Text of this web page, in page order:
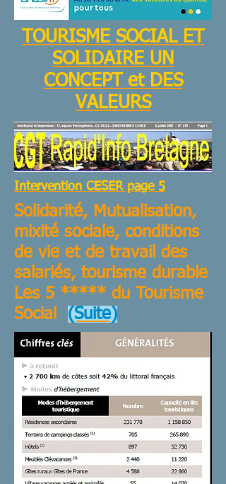
TOURISME SOCIAL ET
SOLIDAIRE UN
CONCEPT et DES
VALEURS
Intervention CESER page 5
Solidarité, Mutualisation,
mixité sociale, conditions
de vie et de travail des
salariés, tourisme durable
Les 5 ***** du Tourisme
Social (Suite)